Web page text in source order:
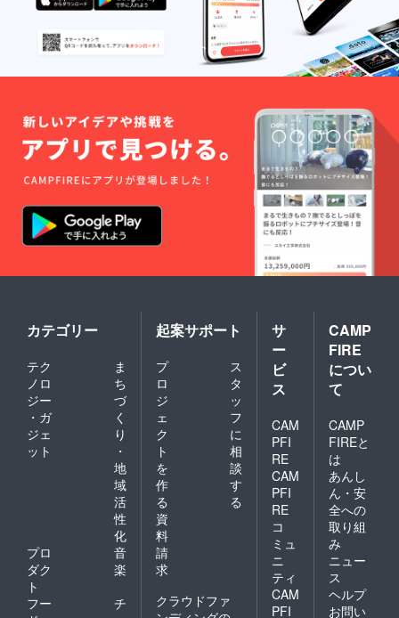
カテゴリー
テク
ノロ
ジー
・ガ
ジェ
ット
ま
ち
づ
く
り
・
地
域
活
性
化
プロ
ダク
ト
音
楽
フー
チ
起案サポート
プ
ロ
ジ
ェ
ク
ト
を
作
る
ス
タ
ッ
フ
に
相
談
す
る
資
料
請
求
クラウドファ
サ
ー
ビ
ス
CAM
PFI
RE
CAM
PFI
RE
コ
ミュ
ニ
ティ
CAM
PFI
CAMP
FIRE
につい
て
CAMP
FIREと
は
あんし
ん・安
全への
取り組
み
ニュー
ス
ヘルプ
お問い